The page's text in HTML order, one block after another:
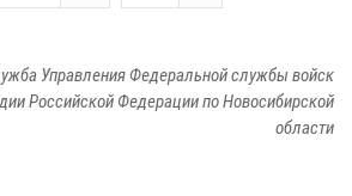
Управления Федеральной службы войск
Российской Федерации по Новосибирской
области